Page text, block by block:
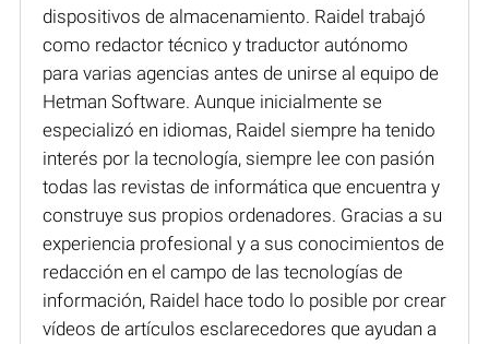
dispositivos de almacenamiento. Raidel trabajó
como redactor técnico y traductor autónomo
para varias agencias antes de unirse al equipo de
Hetman Software. Aunque inicialmente se
especializó en idiomas, Raidel siempre ha tenido
interés por la tecnología, siempre lee con pasión
todas las revistas de informática que encuentra y
construye sus propios ordenadores. Gracias a su
experiencia profesional y a sus conocimientos de
redacción en el campo de las tecnologías de
información, Raidel hace todo lo posible por crear
vídeos de artículos esclarecedores que ayudan a